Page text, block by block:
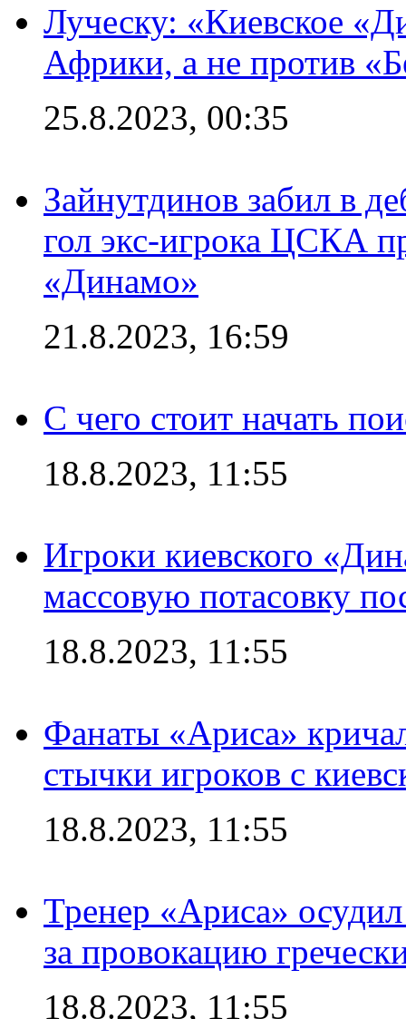
Луческу: «Киевское
Африки, а не против
25.8.2023, 00:35
Зайнутдинов забил в
гол экс-игрока ЦСКА
«Динамо»
21.8.2023, 16:59
С чего стоит начать
18.8.2023, 11:55
Игроки киевского
массовую потасовку
18.8.2023, 11:55
Фанаты «Ариса»
стычки игроков с
18.8.2023, 11:55
Тренер «Ариса»
за провокацию
18.8.2023, 11:55